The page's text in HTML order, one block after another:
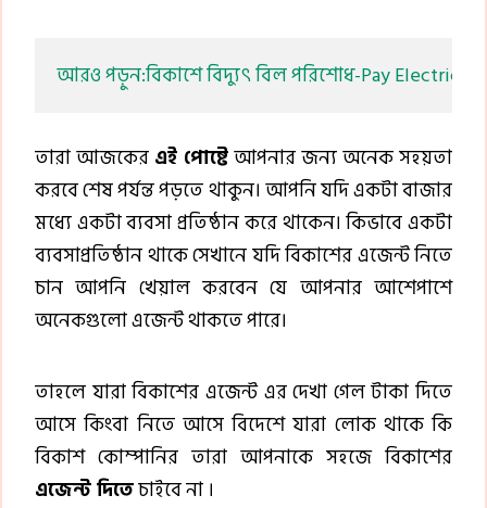
আরও পড়ুন:বিকাশে বিদ্যুৎ বিল পরিশোধ-Pay
তারা আজকের এই পোষ্টেআপনার জন্য অনেক সহয়তা
করবে শেষ পর্যন্ত পড়তে থাকুন। আপনি যদি একটা বাজার
মধ্যে একটা ব্যবসা প্রতিষ্ঠান করে থাকেন। কিভাবে একটা
ব্যবসাপ্রতিষ্ঠান থাকে সেখানে যদি বিকাশের এজেন্ট নিতে
চান আপনি খেয়াল করবেন যে আপনার আশেপাশে
অনেকগুলো এজেন্ট থাকতে পারে।
তাহলে যারা বিকাশের এজেন্ট এর দেখা গেল টাকা দিতে
আসে কিংবা নিতে আসে বিদেশে যারা লোক থাকে কি
বিকাশ কোম্পানির তারা আপনাকে সহজে বিকাশের
এজেন্ট দিতেচাইবে না ।